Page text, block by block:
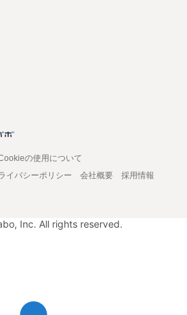
の使用について
イバシーポリシー 会社概要
採用情報
Inc. All rights reserved.